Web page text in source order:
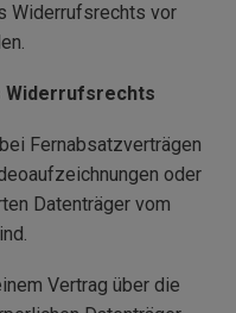
Widerrufsrechts vor
Widerrufsrechts
Fernabsatzverträgen
oder
Datenträger vom
Vertrag über die